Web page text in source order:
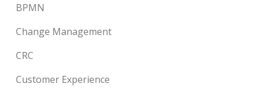
BPMN
Change Management
CRC
Customer Experience